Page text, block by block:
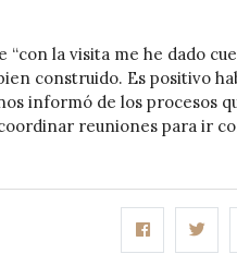
la visita me he dado
construido. Es positivo
informó de los procesos
reuniones para ir